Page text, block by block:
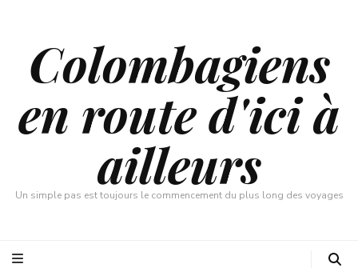
Colombagiens
en route d'ici à
ailleurs
Un simple pas est toujours le commencement du plus long des voyages